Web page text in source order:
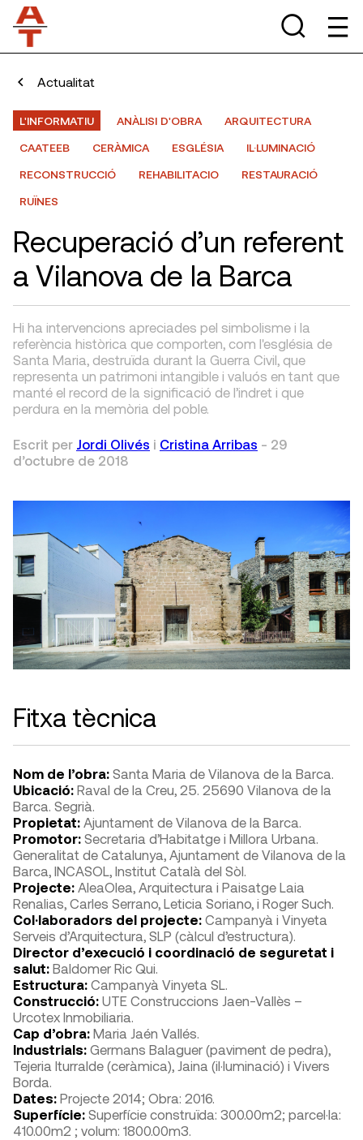
Actualitat
L'INFORMATIU ANÀLISI D'OBRA
ARQUITECTURA
CAATEEB
CERÀMICA ESGLÉSIA
IL·LUMINACIÓ
RECONSTRUCCIÓ
REHABILITACIO
RESTAURACIÓ
RUÏNES
Recuperació d’un referent
a Vilanova de la Barca
Hi ha intervencions apreciades pel simbolisme i la
referència històrica que comporten, com l'església de
Santa Maria, destruïda durant la Guerra Civil, que
representa un patrimoni intangible i valuós en tant que
manté el record de la significació de l’indret i que
perdura en la memòria del poble.
Escrit per Jordi Olivés i Cristina Arribas - 29
d’octubre de 2018
Fitxa tècnica
Nom de l’obra: Santa Maria de Vilanova de la Barca.
Ubicació: Raval de la Creu, 25. 25690 Vilanova de la
Barca. Segrià.
Propietat: Ajuntament de Vilanova de la Barca.
Promotor: Secretaria d’Habitatge i Millora Urbana.
Generalitat de Catalunya, Ajuntament de Vilanova de la
Barca, INCASOL, Institut Català del Sòl.
Projecte: AleaOlea, Arquitectura i Paisatge Laia
Renalias, Carles Serrano, Leticia Soriano, i Roger Such.
Col·laboradors del projecte: Campanyà i Vinyeta
Serveis d’Arquitectura, SLP (càlcul d’estructura).
Director d’execució i coordinació de seguretat i
salut: Baldomer Ric Qui.
Estructura: Campanyà Vinyeta SL.
Construcció: UTE Construccions Jaen-Vallès –
Urcotex Inmobiliaria.
Cap d’obra: Maria Jaén Vallés.
Industrials: Germans Balaguer (paviment de pedra),
Tejeria Iturralde (ceràmica), Jaina (il·luminació) i Vivers
Borda.
Dates: Projecte 2014; Obra: 2016.
Superfície: Superfície construïda: 300.00m2; parcel·la:
410.00m2 ; volum: 1800.00m3.